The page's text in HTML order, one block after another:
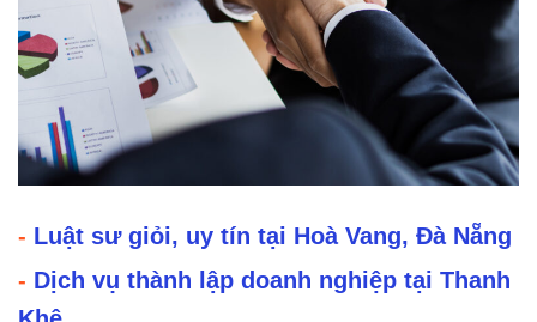
- Luật sư giỏi, uy tín tại Hoà Vang, Đà Nẵng
- Dịch vụ thành lập doanh nghiệp tại Thanh